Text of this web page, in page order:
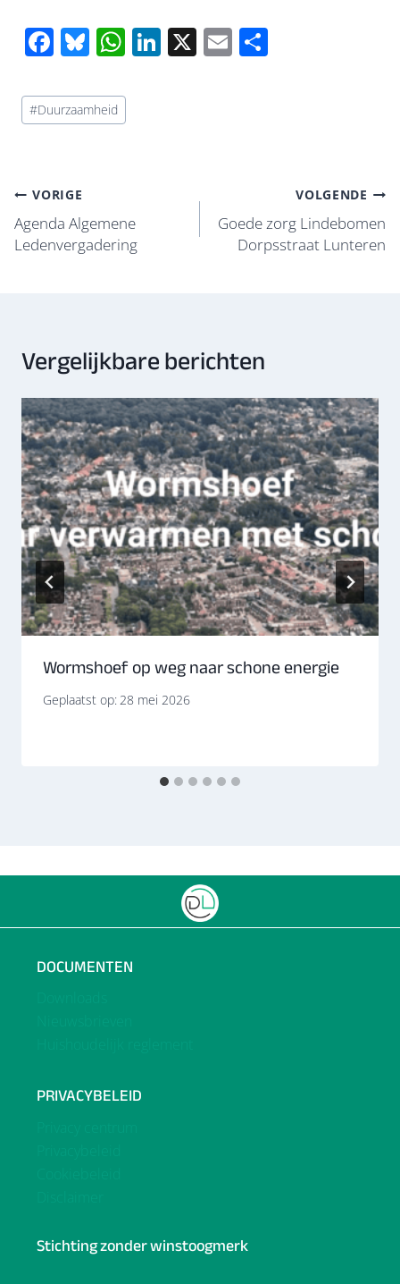
F
e
b
o
k
Bl
e
sk
W
at
s
p
Li X E
Bericht
tags:
#Duurzaamheid
Bericht
navigatie
VORIGE
Agenda Algemene
Ledenvergadering
VOLGENDE
Goede zorg Lindebomen
Dorpsstraat Lunteren
Vergelijkbare berichten
Wormshoef op weg naar schone energie
Geplaatst op:28 mei 2026
DOCUMENTEN
PRIVACYBELEID
Stichting zonder winstoogmerk